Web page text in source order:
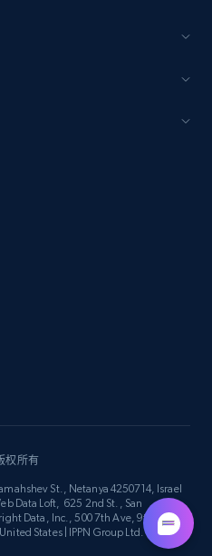
权所有
St., Netanya 4250714, Israel
Data Loft, 625 2nd St., San
Data, Inc., 500 7th Ave, 9th Floor
States | IPPN Group Ltd.